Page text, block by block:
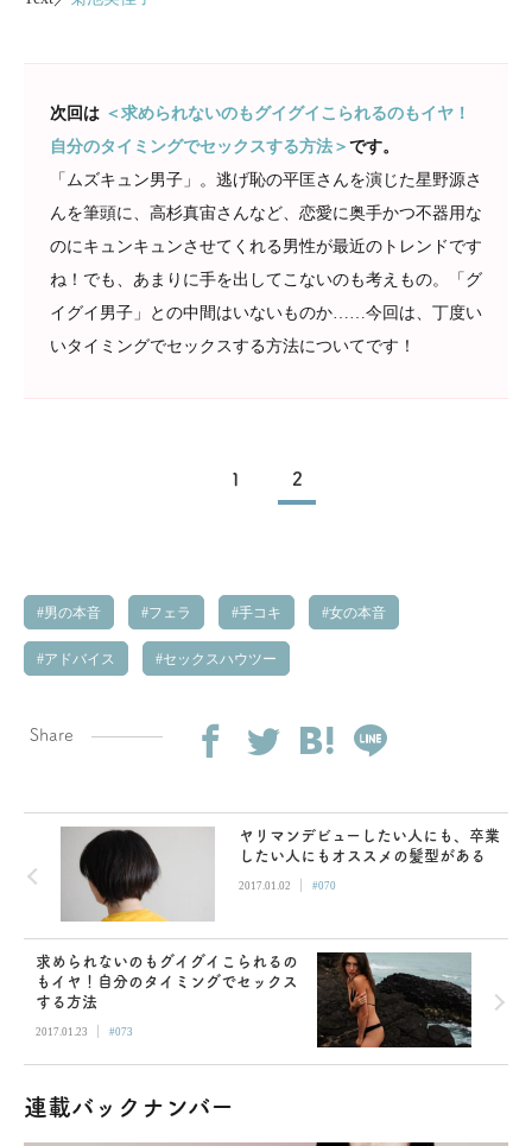
次回は＜求められないのもグイグイこられるのもイヤ！
自分のタイミングでセックスする方法＞ です。
「ムズキュン男子」。逃げ恥の平匡さんを演じた星野源さ
んを筆頭に、高杉真宙さんなど、恋愛に奥手かつ不器用な
のにキュンキュンさせてくれる男性が最近のトレンドです
ね！でも、あまりに手を出してこないのも考えもの。「グ
イグイ男子」との中間はいないものか……今回は、丁度い
いタイミングでセックスする方法についてです！
1 2
男の本音 フェラ 手コキ 女の本音
アドバイス セックスハウツー
Share
ヤリマンデビューしたい人にも、卒業
したい人にもオススメの髪型がある
2017.01.02 | #070
求められないのもグイグイこられるの
もイヤ！自分のタイミングでセックス
する方法
2017.01.23 | #073
連載バックナンバー